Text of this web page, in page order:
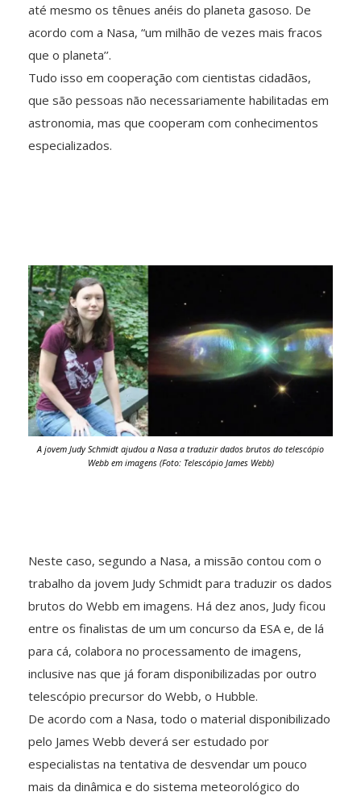
até mesmo os tênues anéis do planeta gasoso. De
acordo com a Nasa, “um milhão de vezes mais fracos
que o planeta’’.
Tudo isso em cooperação com cientistas cidadãos,
que são pessoas não necessariamente habilitadas em
astronomia, mas que cooperam com conhecimentos
especializados.
A jovem Judy Schmidt ajudou a Nasa a traduzir dados brutos do telescópio
Webb em imagens (Foto: Telescópio James Webb)
Neste caso, segundo a Nasa, a missão contou com o
trabalho da jovem Judy Schmidt para traduzir os dados
brutos do Webb em imagens. Há dez anos, Judy ficou
entre os finalistas de um um concurso da ESA e, de lá
para cá, colabora no processamento de imagens,
inclusive nas que já foram disponibilizadas por outro
telescópio precursor do Webb, o Hubble.
De acordo com a Nasa, todo o material disponibilizado
pelo James Webb deverá ser estudado por
especialistas na tentativa de desvendar um pouco
mais da dinâmica e do sistema meteorológico do